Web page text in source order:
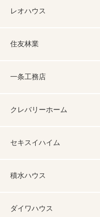
レオハウス
住友林業
一条工務店
クレバリーホーム
セキスイハイム
積水ハウス
ダイワハウス